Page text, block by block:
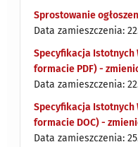
Sprostowanie
Data zamieszczenia:
Specyfikacja Istotnych
formacie PDF) -
Data zamieszczenia:
Specyfikacja Istotnych
formacie DOC) -
Data zamieszczenia: